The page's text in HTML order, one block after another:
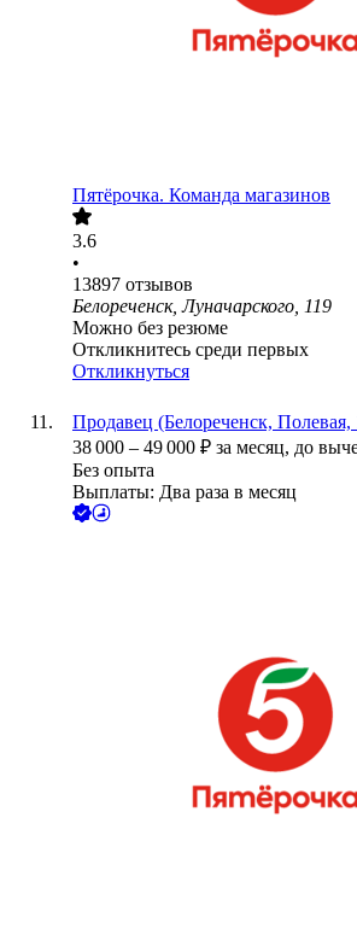
Пятёрочка. Команда магазинов
3.6
•
13897 отзывов
Белореченск, Луначарского, 119
Можно без резюме
Откликнитесь среди первых
Откликнуться
Продавец (Белореченск, Полевая,
38 000 – 49 000 ₽ за месяц, до
Без опыта
Выплаты: Два раза в месяц